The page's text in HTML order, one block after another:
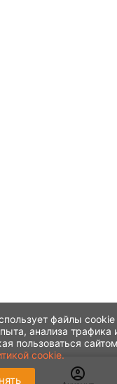
файлы cookie
анализа трафика
пользоваться
cookie.